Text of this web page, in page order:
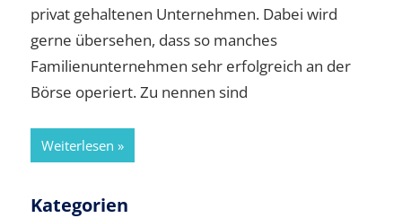
privat gehaltenen Unternehmen. Dabei wird
gerne übersehen, dass so manches
Familienunternehmen sehr erfolgreich an der
Börse operiert. Zu nennen sind
Weiterlesen
Kategorien